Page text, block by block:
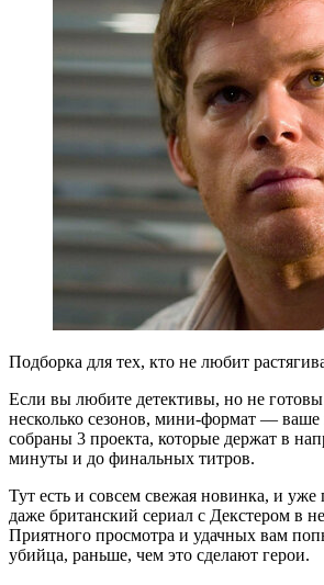
Подборка для тех, кто не любит
Если вы любите детективы, но не
несколько сезонов, мини-формат — ваше
собраны 3 проекта, которые держат в
минуты и до финальных титров.
Тут есть и совсем свежая новинка, и уже
даже британский сериал с Декстером в
Приятного просмотра и удачных вам
убийца, раньше, чем это сделают герои.